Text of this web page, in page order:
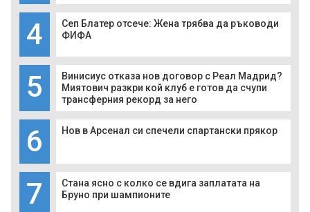
4
Сеп Блатер отсече: Жена трябва да ръководи
ФИФА
5
Винисиус отказа нов договор с Реал Мадрид?
Миятович разкри кой клуб е готов да счупи
трансферния рекорд за него
6 Нов в Арсенал си спечели спартански прякор
7
Стана ясно с колко се вдига заплатата на
Бруно при шампионите